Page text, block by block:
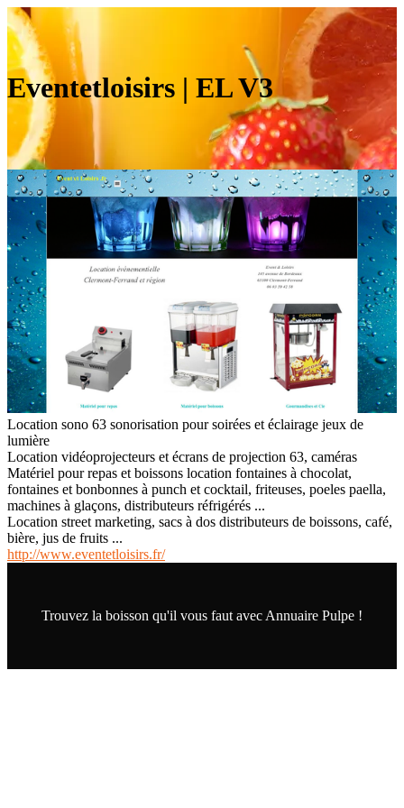
Even­tet­loi­sirs | EL V3
Location sono 63 sonorisation pour soirées et éclairage jeux de
lumière
Location vidéoprojecteurs et écrans de projection 63, caméras
Matériel pour repas et boissons location fontaines à chocolat,
fontaines et bonbonnes à punch et cocktail, friteuses, poeles paella,
machines à glaçons, distributeurs réfrigérés ...
Location street marketing, sacs à dos distributeurs de boissons, café,
bière, jus de fruits ...
http://www.eventetloisirs.fr/
Trouvez la boisson qu'il vous faut avec Annuaire Pulpe !